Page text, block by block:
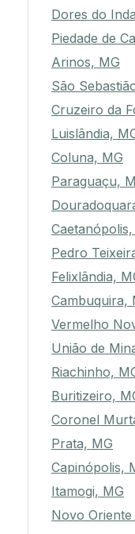
Dores do
Piedade de
Arinos, MG
São
Cruzeiro da
Luislândia,
Coluna, MG
Paraguaçu,
Pedro
Felixlândia,
Cambuquira,
Vermelho
União de
Riachinho,
Buritizeiro,
Coronel
Prata, MG
Capinópolis,
Itamogi, MG
Novo